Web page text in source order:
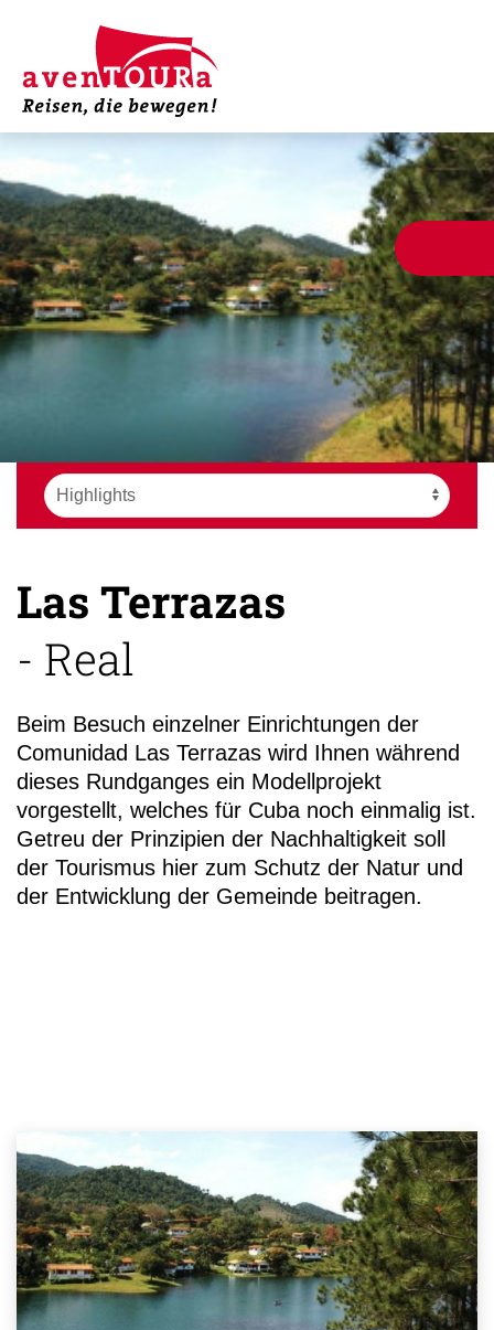
Las Terrazas
- Real
Beim Besuch einzelner Einrichtungen der
Comunidad Las Terrazas wird Ihnen während
dieses Rundganges ein Modellprojekt
vorgestellt, welches für Cuba noch einmalig ist.
Getreu der Prinzipien der Nachhaltigkeit soll
der Tourismus hier zum Schutz der Natur und
der Entwicklung der Gemeinde beitragen.